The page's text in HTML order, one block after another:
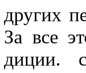
других
За все
диции.